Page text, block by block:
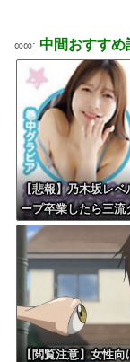
∞∞: 中間おすすめ
【悲報】乃木坂レベ
ープ卒業したら三流
いになる模様・・・
【閲覧注意】女性